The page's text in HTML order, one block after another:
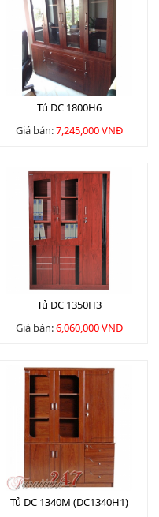
Tủ DC 1800H6
Giá bán:7,245,000 VNĐ
Tủ DC 1350H3
Giá bán:6,060,000 VNĐ
Tủ DC 1340M (DC1340H1)